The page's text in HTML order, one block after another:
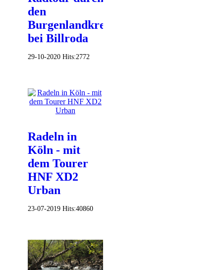
den
Burgenlandkreis
bei Billroda
29-10-2020 Hits:2772
Radeln in
Köln - mit
dem Tourer
HNF XD2
Urban
23-07-2019 Hits:40860